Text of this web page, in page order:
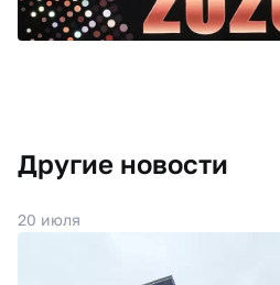
Другие новости
20 июля